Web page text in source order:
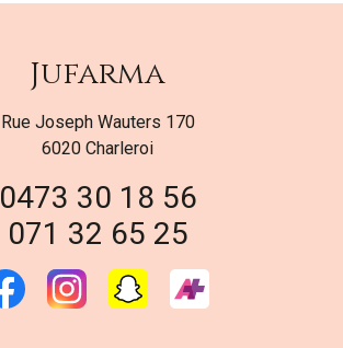
Jufarma
Rue Joseph Wauters 170
6020 Charleroi
0473 30 18 56
071 32 65 25